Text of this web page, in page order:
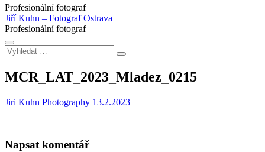
Profesionální fotograf
Jiří Kuhn – Fotograf Ostrava
Profesionální fotograf
Vyhledat
…
MCR_LAT_2023_Mladez_0215
Jiri Kuhn Photography 13.2.2023
Napsat komentář